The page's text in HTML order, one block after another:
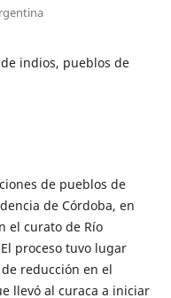
indios, pueblos de
de pueblos de
de Córdoba, en
el curato de Río
proceso tuvo lugar
reducción en el
llevó al curaca a iniciar